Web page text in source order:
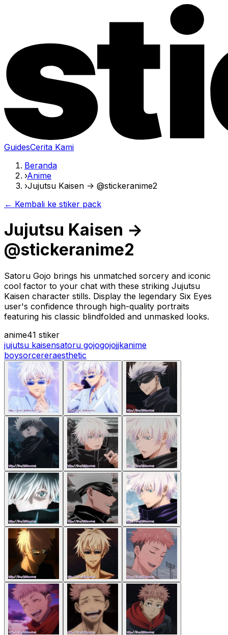
GuidesCerita Kami
Beranda
›Anime
›Jujutsu Kaisen -> @stickeranime2
← Kembali ke stiker pack
Jujutsu Kaisen ->
@stickeranime2
Satoru Gojo brings his unmatched sorcery and iconic
cool factor to your chat with these striking Jujutsu
Kaisen character stills. Display the legendary Six Eyes
user's confidence through high-quality portraits
featuring his classic blindfolded and unmasked looks.
anime41 stiker
jujutsu kaisensatoru gojogojojjkanime
boysorcereraesthetic